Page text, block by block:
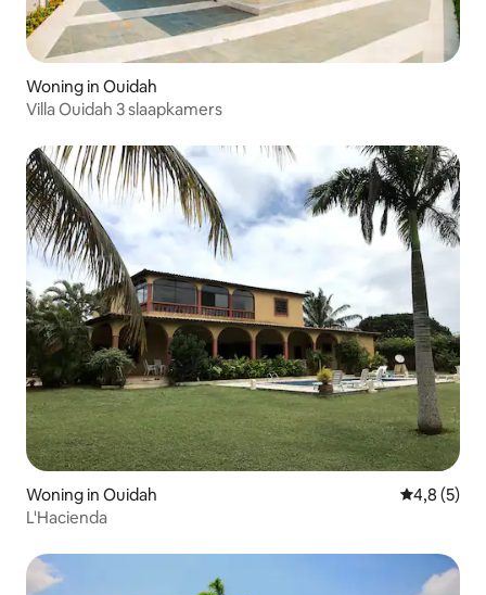
Woning in Ouidah
Villa Ouidah 3 slaapkamers
Woning in Ouidah
4,8 (5)
L'Hacienda